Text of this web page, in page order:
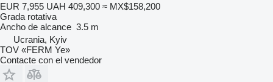
EUR 7,955 UAH 409,300 ≈ MX$158,200
Grada rotativa
Ancho de alcance 3.5 m
Ucrania, Kyiv
TOV «FERM Ye»
Contacte con el vendedor